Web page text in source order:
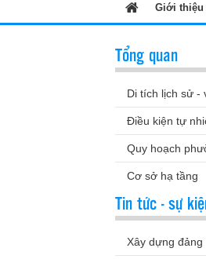
Giới thiệu
Tổng quan
Di tích lịch sử -
Điều kiện tự
Quy hoạch
Cơ sở hạ tầng
Tin tức - sự
Xây dựng đảng